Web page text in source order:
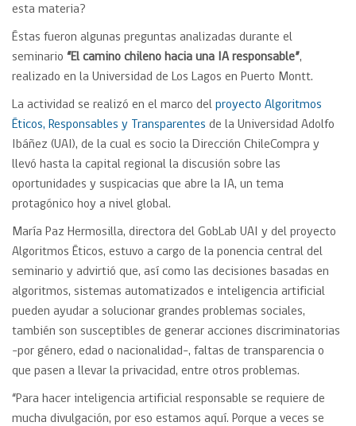
esta materia?
Éstas fueron algunas preguntas analizadas durante el
seminario “El camino chileno hacia una IA responsable”,
realizado en la Universidad de Los Lagos en Puerto Montt.
La actividad se realizó en el marco del proyecto Algoritmos
Éticos, Responsables y Transparentes de la Universidad Adolfo
Ibáñez (UAI), de la cual es socio la Dirección ChileCompra y
llevó hasta la capital regional la discusión sobre las
oportunidades y suspicacias que abre la IA, un tema
protagónico hoy a nivel global.
María Paz Hermosilla, directora del GobLab UAI y del proyecto
Algoritmos Éticos, estuvo a cargo de la ponencia central del
seminario y advirtió que, así como las decisiones basadas en
algoritmos, sistemas automatizados e inteligencia artificial
pueden ayudar a solucionar grandes problemas sociales,
también son susceptibles de generar acciones discriminatorias
-por género, edad o nacionalidad-, faltas de transparencia o
que pasen a llevar la privacidad, entre otros problemas.
“Para hacer inteligencia artificial responsable se requiere de
mucha divulgación, por eso estamos aquí. Porque a veces se